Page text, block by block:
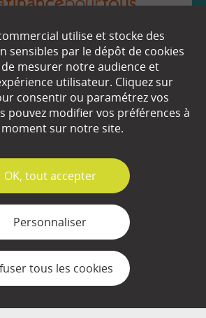
EN SAVOIR
Qui sommes-nous ?
Partenaires
Plan du site
Mentions légales
Gestion des cookies
utilise et stocke des
sensibles par le dépôt de cookies
mesurer notre audience et
utilisateur. Cliquez sur
consentir ou paramétrez vos
pouvez modifier vos préférences à
sur notre site.
✓
OK, tout accepter
Personnaliser
tous les cookies